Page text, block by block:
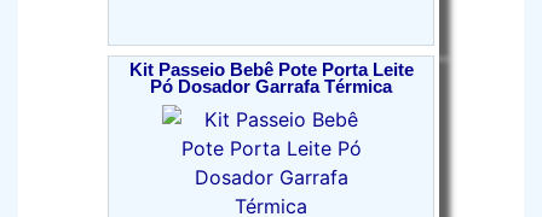
Kit Passeio Bebê Pote Porta Leite
Pó Dosador Garrafa Térmica